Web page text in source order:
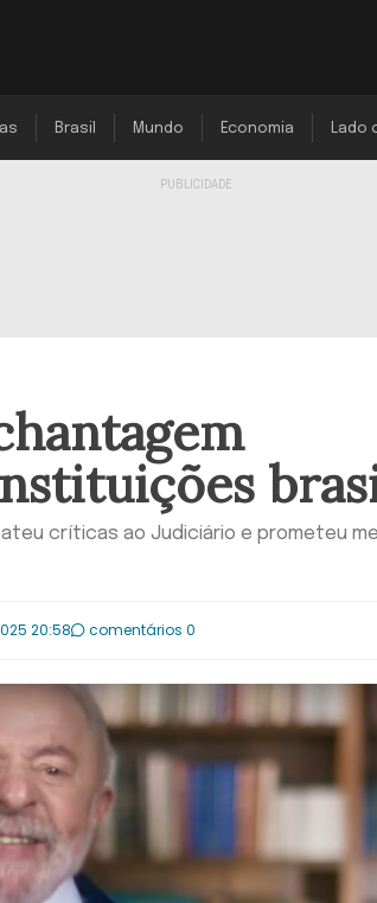
Brasil Mundo Economia Lado
críticas ao Judiciário e prometeu
20:58 comentários 0